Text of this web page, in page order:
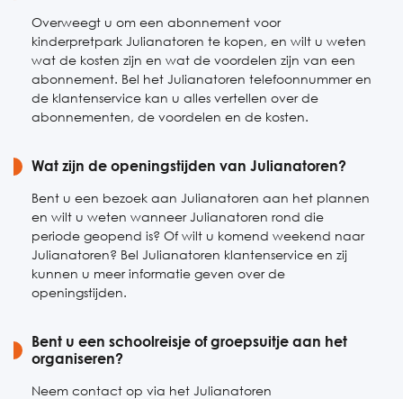
Zondag
Overweegt u om een abonnement voor
kinderpretpark Julianatoren te kopen, en wilt u weten
wat de kosten zijn en wat de voordelen zijn van een
abonnement. Bel het Julianatoren telefoonnummer en
de klantenservice kan u alles vertellen over de
abonnementen, de voordelen en de kosten.
Wat zijn de openingstijden van Julianatoren?
Bent u een bezoek aan Julianatoren aan het plannen
en wilt u weten wanneer Julianatoren rond die
periode geopend is? Of wilt u komend weekend naar
Julianatoren? Bel Julianatoren klantenservice en zij
kunnen u meer informatie geven over de
openingstijden.
Bent u een schoolreisje of groepsuitje aan het
organiseren?
Neem contact op via het Julianatoren